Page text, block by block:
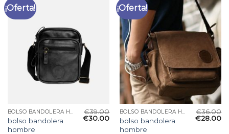
¡Oferta!
BOLSO BANDOLERA HOMBRE
bolso bandolera
hombre
€39.00
€30.00
¡Oferta!
BOLSO BANDOLERA HOMBRE
bolso bandolera
hombre
€36.00
€28.00